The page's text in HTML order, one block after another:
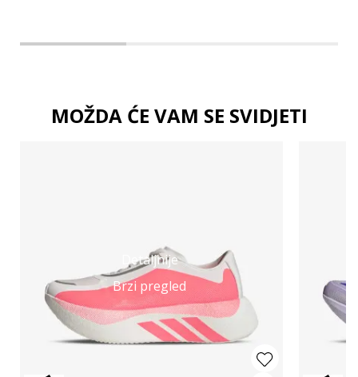
MOŽDA ĆE VAM SE SVIDJETI
Detaljnije
Brzi pregled